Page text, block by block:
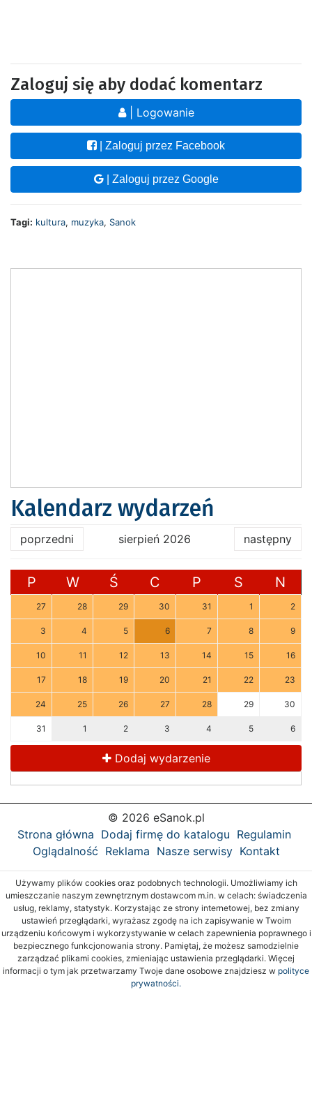
Zaloguj się aby dodać komentarz
| Logowanie
| Zaloguj przez Facebook
| Zaloguj przez Google
Tagi: kultura, muzyka, Sanok
Kalendarz wydarzeń
poprzedni sierpień 2026 następny
P W Ś C P S N
27 28 29 30 31 1 2
3 4 5 6 7 8 9
10 11 12 13 14 15 16
17 18 19 20 21 22 23
24 25 26 27 28 29 30
31 1 2 3 4 5 6
Dodaj wydarzenie
© 2026 eSanok.pl
Strona główna Dodaj firmę do katalogu Regulamin
Oglądalność Reklama Nasze serwisy Kontakt
Używamy plików cookies oraz podobnych technologii. Umożliwiamy ich
umieszczanie naszym zewnętrznym dostawcom m.in. w celach: świadczenia
usług, reklamy, statystyk. Korzystając ze strony internetowej, bez zmiany
ustawień przeglądarki, wyrażasz zgodę na ich zapisywanie w Twoim
urządzeniu końcowym i wykorzystywanie w celach zapewnienia poprawnego i
bezpiecznego funkcjonowania strony. Pamiętaj, że możesz samodzielnie
zarządzać plikami cookies, zmieniając ustawienia przeglądarki. Więcej
informacji o tym jak przetwarzamy Twoje dane osobowe znajdziesz w polityce
prywatności.